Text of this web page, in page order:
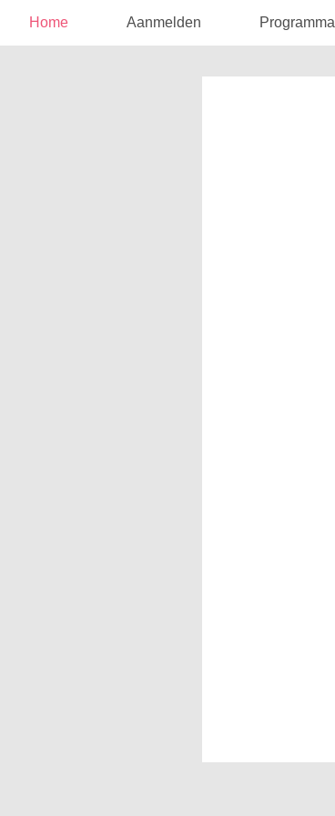
Home Aanmelden Programma